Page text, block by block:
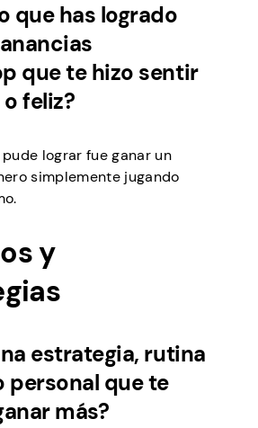
que has logrado
que te hizo sentir
feliz?
lograr fue ganar un
simplemente jugando
y
estrategia, rutina
personal que te
más?